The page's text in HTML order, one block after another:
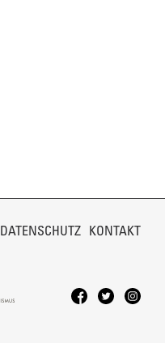
DATENSCHUTZ KONTAKT